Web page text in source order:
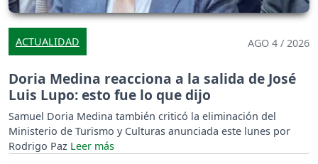
ACTUALIDAD AGO 4 / 2026
Doria Medina reacciona a la salida de José
Luis Lupo: esto fue lo que dijo
Samuel Doria Medina también criticó la eliminación del
Ministerio de Turismo y Culturas anunciada este lunes por
Rodrigo Paz